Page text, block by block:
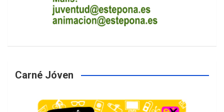
Carné Jóven